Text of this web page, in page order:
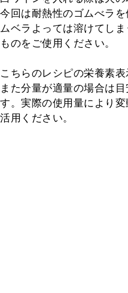
今回は耐熱性のゴムべラ
ムベラよっては溶けてし
ものをご使用ください。
こちらのレシピの栄養素
また分量が適量の場合は
す。実際の使用量により
活用ください。